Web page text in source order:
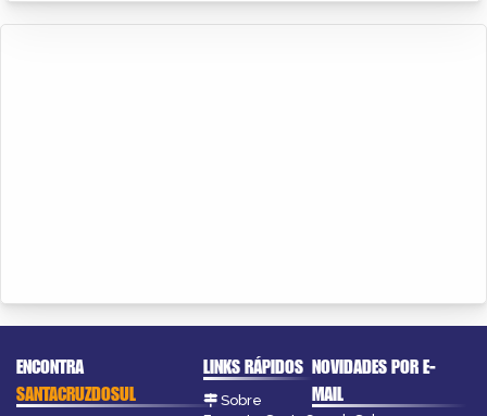
ENCONTRA
SANTACRUZDOSUL
LINKS RÁPIDOS
Sobre
NOVIDADES POR E-
MAIL